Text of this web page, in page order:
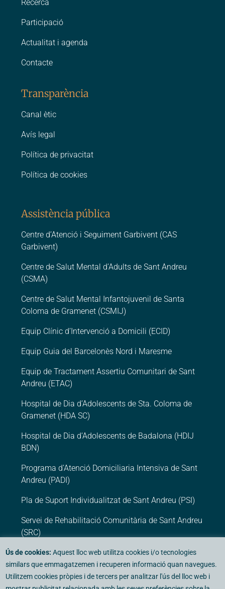
Ús de cookies: Aquest lloc web utilitza cookies i/o tecnologies
similars que emmagatzemen i recuperen informació quan navegues.
Utilitzem cookies pròpies i de tercers per analitzar l'ús del lloc web i
Recerca
Participació
Actualitat i agenda
Contacte
Transparència
Canal ètic
Avís legal
Política de privacitat
Política de cookies
Assistència pública
Centre d’Atenció i Seguiment Garbivent (CAS
Garbivent)
Centre de Salut Mental d’Adults de Sant Andreu
(CSMA)
Centre de Salut Mental Infantojuvenil de Santa
Coloma de Gramenet (CSMIJ)
Equip Clínic d’Intervenció a Domicili (ECID)
Equip Guia del Barcelonès Nord i Maresme
Equip de Tractament Assertiu Comunitari de Sant
Andreu (ETAC)
Hospital de Dia d’Adolescents de Sta. Coloma de
Gramenet (HDA SC)
Hospital de Dia d’Adolescents de Badalona (HDIJ
BDN)
Programa d’Atenció Domiciliaria Intensiva de Sant
Andreu (PADI)
Pla de Suport Individualitzat de Sant Andreu (PSI)
Servei de Rehabilitació Comunitària de Sant Andreu
(SRC)
Assistència privada
Centre Mèdic Psicològic Barcelona (CMP